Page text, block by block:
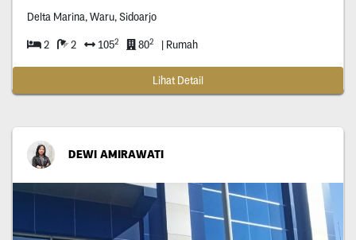
Delta Marina, Waru, Sidoarjo
2 2 1052 802 | Rumah
Lihat Detail
DEWI AMIRAWATI